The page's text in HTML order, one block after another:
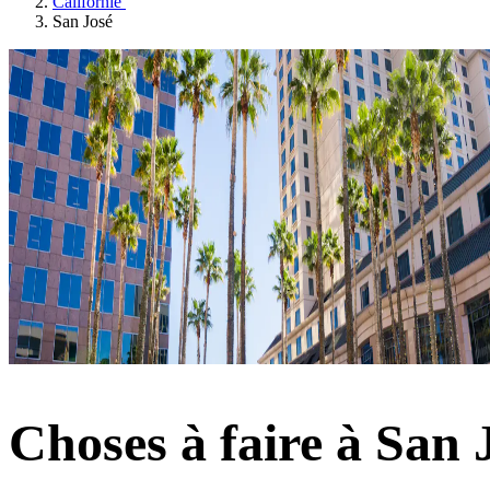
San José
Choses à faire à San